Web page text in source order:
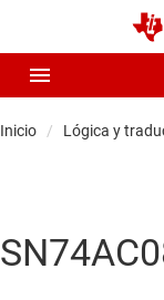
Inicio Lógica y